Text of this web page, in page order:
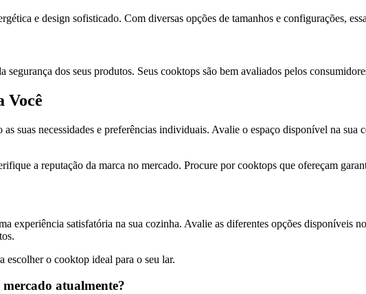
e design sofisticado. Com diversas opções de tamanhos e configurações,
dos seus produtos. Seus cooktops são bem avaliados pelos
Você
suas necessidades e preferências individuais. Avalie o espaço disponível na
a reputação da marca no mercado. Procure por cooktops que ofereçam
experiência satisfatória na sua cozinha. Avalie as diferentes opções disponíveis
escolher o cooktop ideal para o seu lar.
atualmente?